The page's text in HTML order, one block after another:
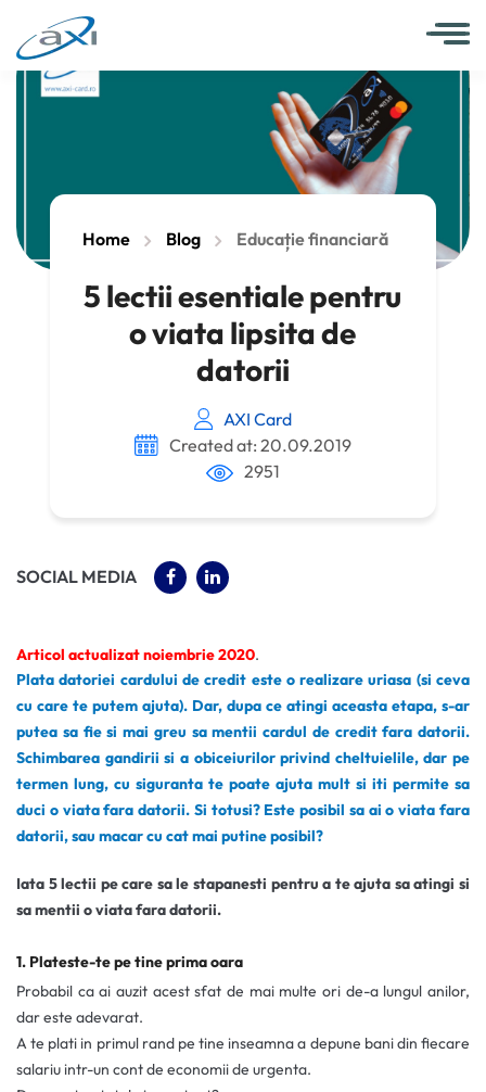
Home Blog Educație financiară
5 lectii esentiale pentru
o viata lipsita de
datorii
AXI Card
Created at: 20.09.2019
2951
SOCIAL MEDIA (OPENS IN A NEW TAB)
(OPENS IN A NEW TAB)
Articol actualizat noiembrie 2020.
Plata datoriei cardului de credit este o realizare uriasa (si ceva
cu care te putem ajuta). Dar, dupa ce atingi aceasta etapa, s-ar
putea sa fie si mai greu sa mentii cardul de credit fara datorii.
Schimbarea gandirii si a obiceiurilor privind cheltuielile, dar pe
termen lung, cu siguranta te poate ajuta mult si iti permite sa
duci o viata fara datorii. Si totusi? Este posibil sa ai o viata fara
datorii, sau macar cu cat mai putine posibil?
Iata 5 lectii pe care sa le stapanesti pentru a te ajuta sa atingi si
sa mentii o viata fara datorii.
1. Plateste-te pe tine prima oara
Probabil ca ai auzit acest sfat de mai multe ori de-a lungul anilor,
dar este adevarat.
A te plati in primul rand pe tine inseamna a depune bani din fiecare
salariu intr-un cont de economii de urgenta.